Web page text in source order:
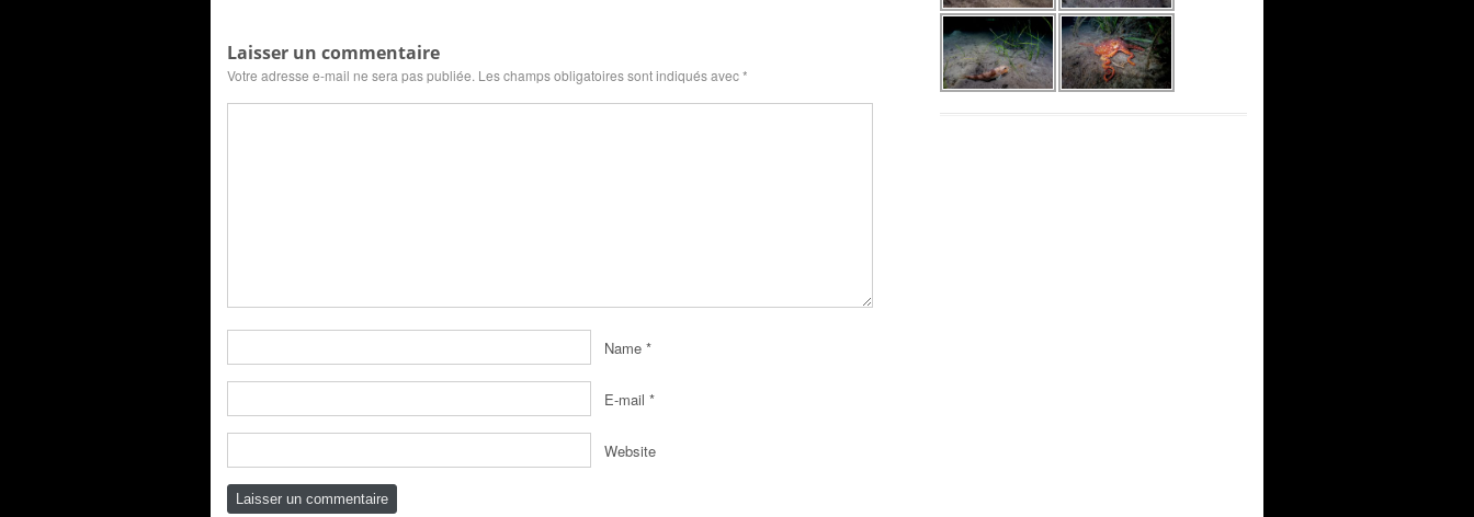
Laisser un commentaire
Votre adresse e-mail ne sera pas publiée. Les champs obligatoires sont indiqués avec*
Name *
E-mail *
Website